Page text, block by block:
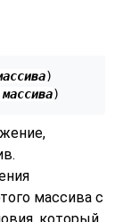
)
массива с